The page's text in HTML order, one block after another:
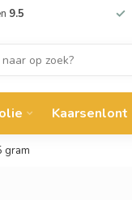
9.5
Kaarsenlont
gram